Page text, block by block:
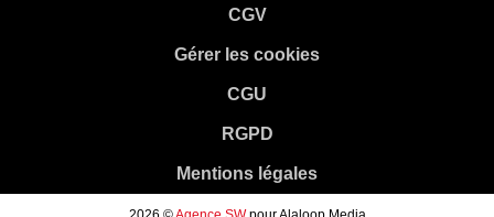
CGV
Gérer les cookies
CGU
RGPD
Mentions légales